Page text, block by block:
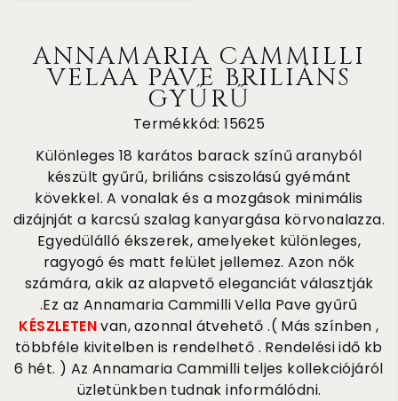
ANNAMARIA CAMMILLI
VELAA PAVE BRILIÁNS
GYŰRŰ
Termékkód: 15625
Különleges 18 karátos barack színű aranyból
készült gyűrű, briliáns csiszolású gyémánt
kövekkel. A vonalak és a mozgások minimális
dizájnját a karcsú szalag kanyargása körvonalazza.
Egyedülálló ékszerek, amelyeket különleges,
ragyogó és matt felület jellemez. Azon nők
számára, akik az alapvető eleganciát választják
.Ez az Annamaria Cammilli Vella Pave gyűrű
KÉSZLETENvan, azonnal átvehető .( Más színben ,
többféle kivitelben is rendelhető . Rendelési idő kb
6 hét. ) Az Annamaria Cammilli teljes kollekciójáról
üzletünkben tudnak informálódni.